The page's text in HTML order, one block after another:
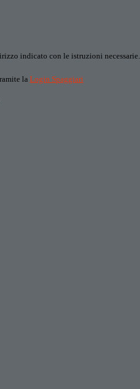
indicato con le istruzioni necessarie.
la Login Spaggiari